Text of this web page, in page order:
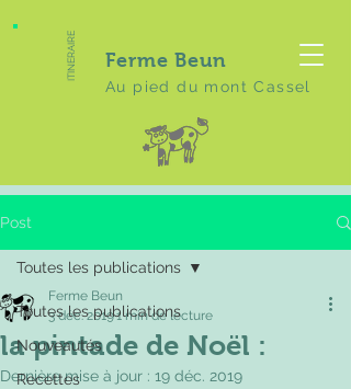
ITINERAIRE Ferme Beun
Au pied du mont Cassel
Post
Toutes les publications
Nouveautés
Recettes
Toutes les publications
la pintade de Noël :
Ferme Beun
3 déc. 20191 min de lecture
Dernière mise à jour : 19 déc. 2019